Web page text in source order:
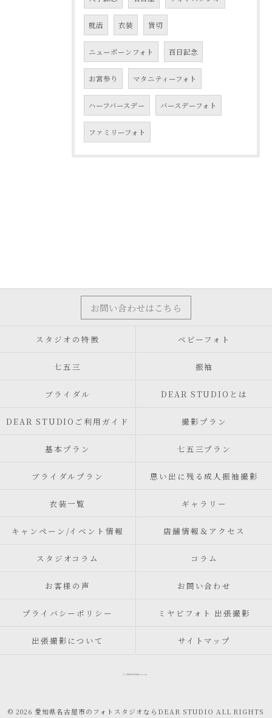
就活 衣装 貸切
ニューボーンフォト 百日記念
お宮参り マタニティーフォト
ハーフバースデー バースデーフォト
ファミリーフォト
お問い合わせはこちら
スタジオの特徴 ベビーフォト
七五三 振袖
ブライダル DEAR STUDIOとは
DEAR STUDIOご利用ガイド 撮影プラン
基本プラン 七五三プラン
ブライダルプラン 思い出に残る成人振袖撮影
衣装一覧 ギャラリー
キャンペーン/イベント情報 店舗情報＆アクセス
スタジオコラム コラム
お客様の声 お問い合わせ
プライバシーポリシー ミヤビフォト 出張撮影
出張撮影について サイトマップ
© 2026 愛知県名古屋市のフォトスタジオならDEAR STUDIO ALL RIGHTS